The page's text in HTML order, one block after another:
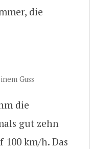
die
Guss
die
gut zehn
km/h. Das